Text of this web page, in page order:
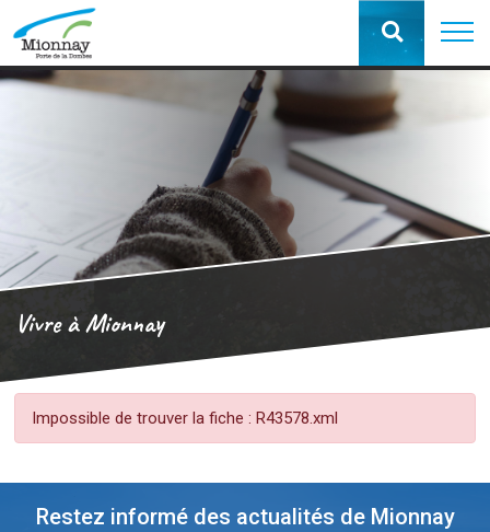
Vivre à Mionnay
Impossible de trouver la fiche : R43578.xml
Restez informé des actualités de Mionnay